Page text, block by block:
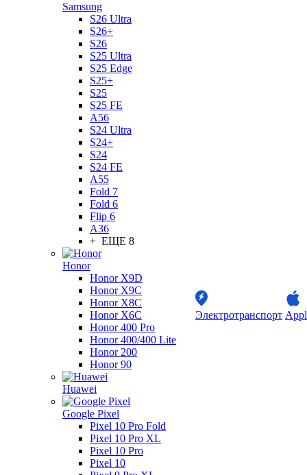
Samsung
S26 Ultra
S26+
S26
S25 Ultra
S25 Edge
S25+
S25
S25 FE
A56
S24 Ultra
S24+
S24
S24 FE
A55
Fold 7
Fold 6
Flip 6
A36
+ ЕЩЕ 8
Honor
Honor X9D
Honor X9C
Honor X8C
Honor X6C
Honor 400 Pro
Honor 400/400 Lite
Honor 200
Honor 90
Huawei
Google Pixel
Pixel 10 Pro Fold
Pixel 10 Pro XL
Pixel 10 Pro
Pixel 10
Электротранспорт